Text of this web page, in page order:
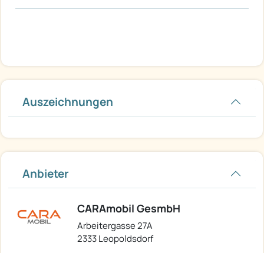
Auszeichnungen
Anbieter
CARAmobil GesmbH
Arbeitergasse 27A
2333 Leopoldsdorf